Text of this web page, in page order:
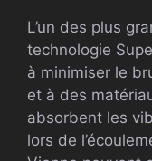
L’un des plus
technologie
à minimiser le
et à des
absorbent les
lors de